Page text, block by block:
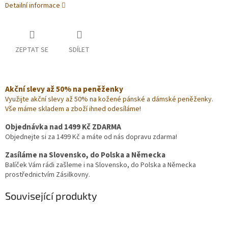
Detailní informace
ZEPTAT SE SDÍLET
Akční slevy až 50% na peněženky
Využijte akční slevy až 50% na kožené pánské a dámské peněženky.
Vše máme skladem a zboží ihned odesíláme!
Objednávka nad 1499 Kč ZDARMA
Objednejte si za 1499 Kč a máte od nás dopravu zdarma!
Zasíláme na Slovensko, do Polska a Německa
Balíček Vám rádi zašleme i na Slovensko, do Polska a Německa
prostřednictvím Zásilkovny.
Související produkty